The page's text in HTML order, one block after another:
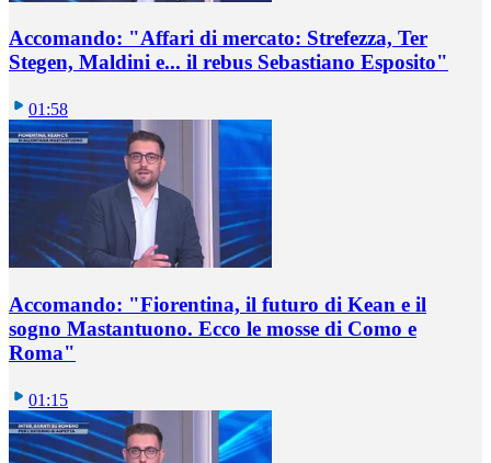
Accomando: "Affari di mercato: Strefezza, Ter
Stegen, Maldini e... il rebus Sebastiano Esposito"
01:58
Accomando: "Fiorentina, il futuro di Kean e il
sogno Mastantuono. Ecco le mosse di Como e
Roma"
01:15